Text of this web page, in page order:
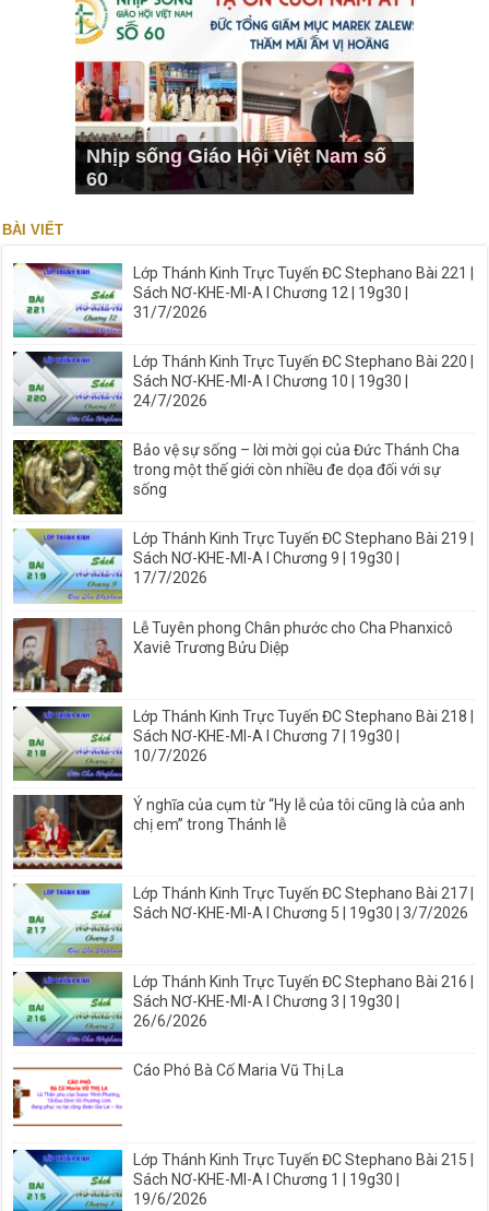
Nhịp sống Giáo Hội Việt Nam số
60
BÀI VIẾT
Lớp Thánh Kinh Trực Tuyến ĐC Stephano Bài 221 |
Sách NƠ-KHE-MI-A I Chương 12 | 19g30 |
31/7/2026
Lớp Thánh Kinh Trực Tuyến ĐC Stephano Bài 220 |
Sách NƠ-KHE-MI-A I Chương 10 | 19g30 |
24/7/2026
Bảo vệ sự sống – lời mời gọi của Đức Thánh Cha
trong một thế giới còn nhiều đe dọa đối với sự
sống
Lớp Thánh Kinh Trực Tuyến ĐC Stephano Bài 219 |
Sách NƠ-KHE-MI-A I Chương 9 | 19g30 |
17/7/2026
Lễ Tuyên phong Chân phước cho Cha Phanxicô
Xaviê Trương Bửu Diệp
Lớp Thánh Kinh Trực Tuyến ĐC Stephano Bài 218 |
Sách NƠ-KHE-MI-A I Chương 7 | 19g30 |
10/7/2026
Ý nghĩa của cụm từ “Hy lễ của tôi cũng là của anh
chị em” trong Thánh lễ
Lớp Thánh Kinh Trực Tuyến ĐC Stephano Bài 217 |
Sách NƠ-KHE-MI-A I Chương 5 | 19g30 | 3/7/2026
Lớp Thánh Kinh Trực Tuyến ĐC Stephano Bài 216 |
Sách NƠ-KHE-MI-A I Chương 3 | 19g30 |
26/6/2026
Cáo Phó Bà Cố Maria Vũ Thị La
Lớp Thánh Kinh Trực Tuyến ĐC Stephano Bài 215 |
Sách NƠ-KHE-MI-A I Chương 1 | 19g30 |
19/6/2026